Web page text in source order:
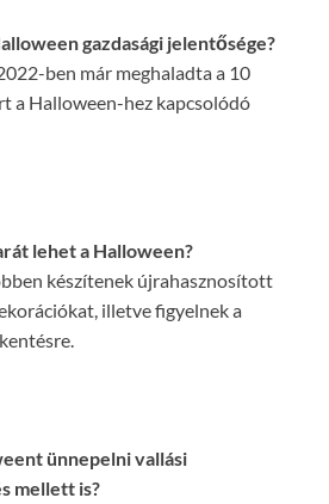
gazdasági jelentősége?
ben már meghaladta a 10
a Halloween-hez kapcsolódó
lehet a Halloween?
készítenek újrahasznosított
illetve figyelnek a
ünnepelni vallási
mellett is?